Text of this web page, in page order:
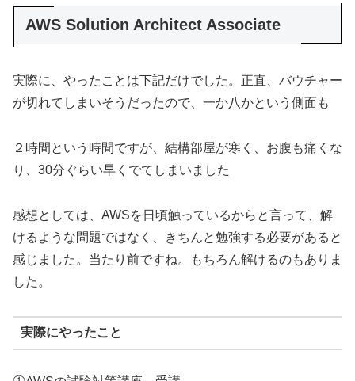
AWS Solution Architect Associate
実際に、やったことは下記だけでした。正直、バウチャー
２時間という時間ですが、結構部屋が寒く、お腹も痛くな
り、30分ぐらい早くでてしまいました
けるような問題ではなく、きちんと勉強する必要があると
感じました。当たり前ですね。もちろん解けるのもありま
した。